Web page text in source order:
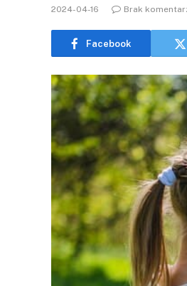
2024-04-16 Brak
Facebook